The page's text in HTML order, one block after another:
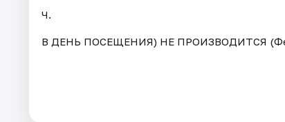
Ч.
В ДЕНЬ ПОСЕЩЕНИЯ) НЕ ПРОИЗВОДИТСЯ